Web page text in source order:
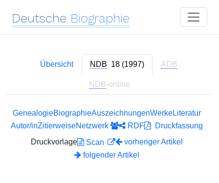
Deutsche Biographie
Übersicht NDB 18 (1997) ADB
NDB-online
GenealogieBiographieAuszeichnungenWerkeLiteratur
Autor/inZitierweiseNetzwerk RDF
Druckfassung
Druckvorlage
Scan
vorheriger Artikel
folgender Artikel